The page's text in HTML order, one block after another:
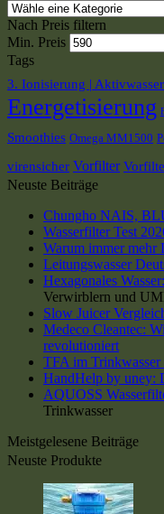
Nach Preis filtern
Min. Preis
Tags
3. Ionisierung |
Energetisierung
Smoothies Omega MM1500
virensicher Vorfilter
Neuste Beiträge
Chungho NAIS,
Wasserfilter Test
Warum immer mehr
Leitungswasser
Hexagonales
Verwirblern und
Slow Juicer
Medeco Cleantec:
revolutioniert
TFA im
HandHelp by uney:
AQUOSS
Trinkwasser
Meistgelesene Beiträge
Neuste Produkte